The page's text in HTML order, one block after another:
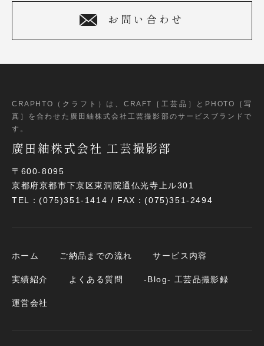
お問い合わせ
CRAPHTO（クラフト）は、CRAFT［工芸品］とPHOTO［写
真］ を合わせた廣田紬株式会社工芸撮影部のサービスブランドで
す。
廣田紬株式会社 工芸撮影部
〒600-8095
京都府京都市下京区東洞院通仏光寺上ル301
TEL：(075)351-1414 / FAX：(075)351-2494
ホーム ご納品までの流れ サービス内容
実績紹介 よくある質問 -Blog- 工芸品撮影録
運営会社